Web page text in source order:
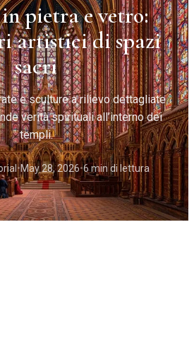
pietra e vetro:
artistici di spazi
sacri
e sculture a rilievo dettagliate
verità spirituali all’interno dei
templi.
•May 28, 2026•6 min di lettura